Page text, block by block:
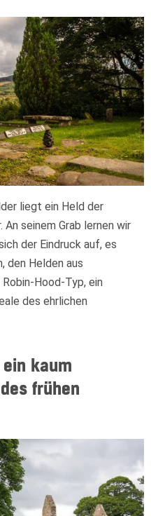
liegt ein Held der
An seinem Grab lernen wir
der Eindruck auf, es
den Helden aus
Hood-Typ, ein
des ehrlichen
ein kaum
frühen